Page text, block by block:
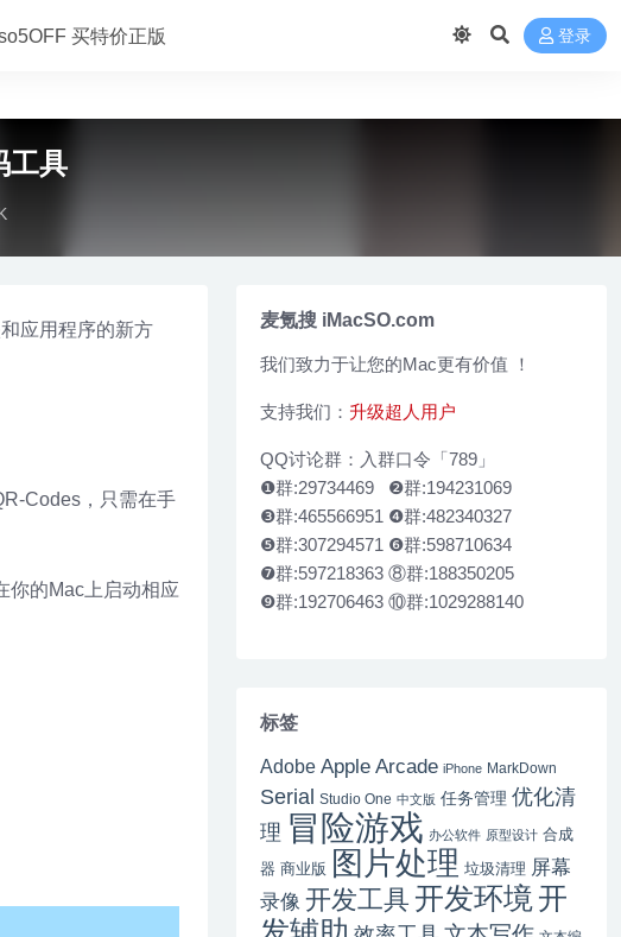
买特价正版 登录
工具
应用程序的新方
Codes，只需在手
的Mac上启动相应
麦氪搜 iMacSO.com
我们致力于让您的Mac更有价值 ！
支持我们： 升级超人用户
QQ讨论群：入群口令「789」
❶群:29734469 ❷群:194231069
❸群:465566951 ❹群:482340327
❺群:307294571 ❻群:598710634
❼群:597218363 ⑧群:188350205
❾群:192706463 ⑩群:1029288140
标签
Adobe Apple Arcade iPhone MarkDown
Serial Studio One 中文版 任务管理 优化清
理 冒险游戏 办公软件 原型设计 合成
器 商业版 图片处理 垃圾清理 屏幕
录像 开发工具 开发环境开